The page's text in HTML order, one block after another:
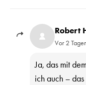
Robert
Vor 2
Ja, das mit
ich auch –